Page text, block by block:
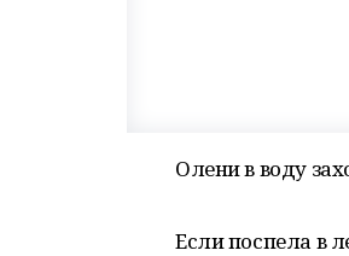
Олени в воду
Если поспела в